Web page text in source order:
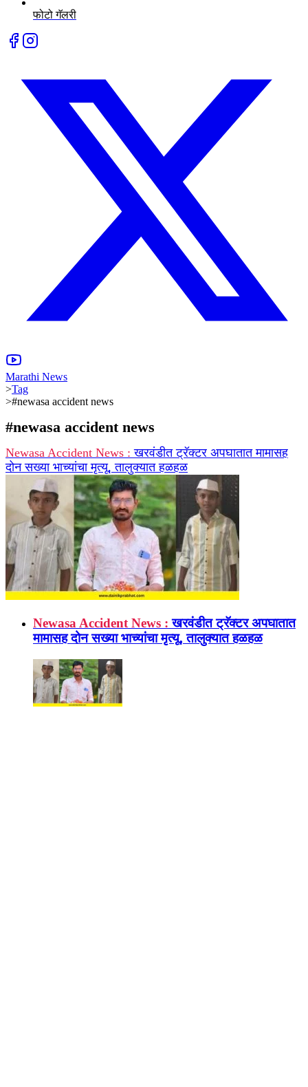
फोटो गॅलरी
Marathi News
>Tag
>#newasa accident news
#newasa accident news
Newasa Accident News : खरवंडीत ट्रॅक्टर अपघातात मामासह
दोन सख्या भाच्यांचा मृत्यू, तालुक्यात हळहळ
Newasa Accident News : खरवंडीत ट्रॅक्टर अपघातात
मामासह दोन सख्या भाच्यांचा मृत्यू, तालुक्यात हळहळ